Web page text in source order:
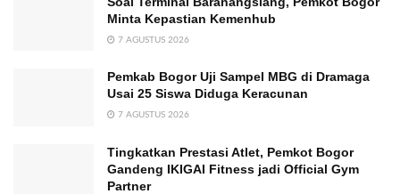
Minta Kepastian Kemenhub
7 AGUSTUS 2026
Pemkab Bogor Uji Sampel MBG di Dramaga
Usai 25 Siswa Diduga Keracunan
7 AGUSTUS 2026
Tingkatkan Prestasi Atlet, Pemkot Bogor
Gandeng IKIGAI Fitness jadi Official Gym
Partner